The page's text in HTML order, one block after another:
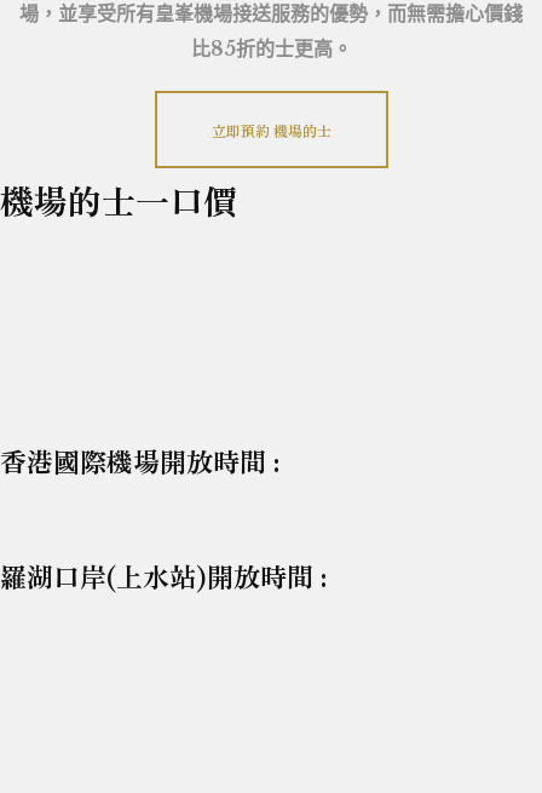
場，並享受所有皇峯機場接送服務的優勢，而無需擔心價錢
比85折的士更高。
立即預約 機場的士
機場的士一口價
香港國際機場開放時間 :
羅湖口岸(上水站)開放時間 :